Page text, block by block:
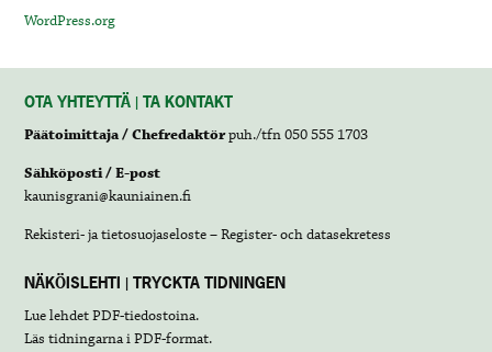
WordPress.org
OTA YHTEYTTÄ | TA KONTAKT
Päätoimittaja / Chefredaktörpuh./tfn 050 555 1703
Sähköposti / E-post
kaunisgrani@kauniainen.fi
Rekisteri- ja tietosuojaseloste – Register- och datasekretess
NÄKÖISLEHTI | TRYCKTA TIDNINGEN
Lue lehdetPDF-tiedostoina.
Läs tidningarna iPDF-format.